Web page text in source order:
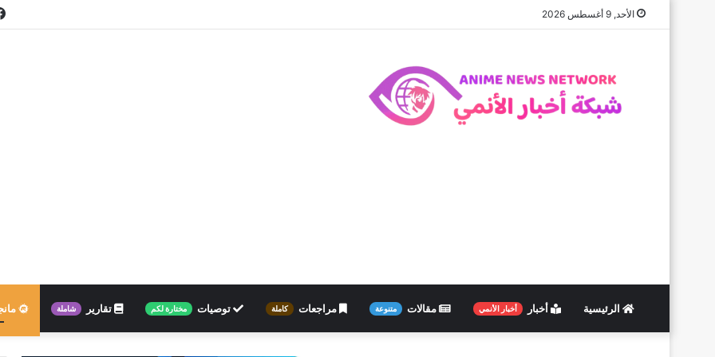
الأحد, 9 أغسطس 2026
الرئيسية أخبار أخبار الأنمي مقالات متنوعة مراجعات كاملة توصيات مختارة لكم تقارير شاملة